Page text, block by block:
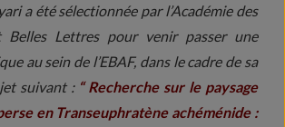
a été sélectionnée par l’Académie des
Belles Lettres pour venir passer une
au sein de l’EBAF, dans le cadre de sa
suivant : “ Recherche sur le paysage
en Transeuphratène achéménide :